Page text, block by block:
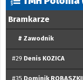
Bramkarze
# Zawodnik
#29 Denis KOZICA
#35 Dominik